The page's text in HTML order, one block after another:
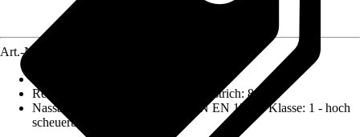
Art.-Nr.
Reichweite (ca.) bei einmaligem Anstrich: 8 m²/l
Nassabriebbeständigkeit nach DIN EN 13300 Klasse: 1 - hoch
scheuerbeständig